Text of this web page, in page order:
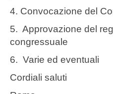
4. Convocazione del
5. Approvazione del
congressuale
6. Varie ed eventuali
Cordiali saluti